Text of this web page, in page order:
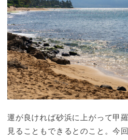
運が良ければ砂浜に上がって甲
見ることもできるとのこと。今